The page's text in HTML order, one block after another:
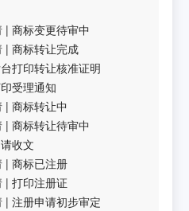
|商标变更待审中
|商标转让完成
打印转让核准证明
受理通知
|商标转让中
|商标转让待审中
收文
|商标已注册
|打印注册证
|注册申请初步审定